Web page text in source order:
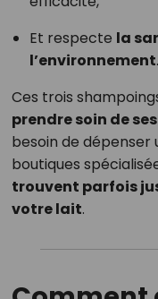
Et respecte la
l’environnement.
Ces trois
prendre soin de
besoin de dépenser
boutiques
trouvent parfois
votre lait.